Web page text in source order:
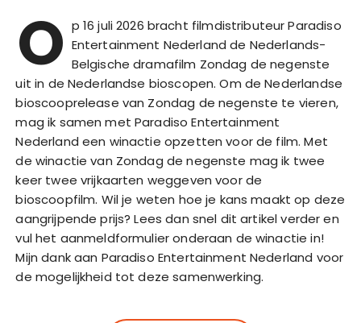
O p 16 juli 2026 bracht filmdistributeur Paradiso
Entertainment Nederland de Nederlands-
Belgische dramafilm Zondag de negenste
uit in de Nederlandse bioscopen. Om de Nederlandse
bioscooprelease van Zondag de negenste te vieren,
mag ik samen met Paradiso Entertainment
Nederland een winactie opzetten voor de film. Met
de winactie van Zondag de negenste mag ik twee
keer twee vrijkaarten weggeven voor de
bioscoopfilm. Wil je weten hoe je kans maakt op deze
aangrijpende prijs? Lees dan snel dit artikel verder en
vul het aanmeldformulier onderaan de winactie in!
Mijn dank aan Paradiso Entertainment Nederland voor
de mogelijkheid tot deze samenwerking.